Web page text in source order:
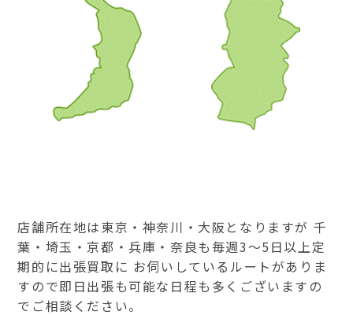
店舗所在地は東京・神奈川・大阪となりますが 千
葉・埼玉・京都・兵庫・奈良も毎週3～5日以上定
期的に出張買取に お伺いしているルートがありま
すので即日出張も可能な日程も多くございますの
でご相談ください。